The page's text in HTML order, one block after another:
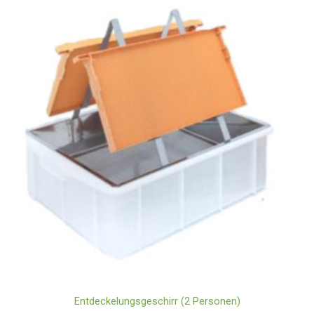
Entdeckelungsgeschirr (2 Personen)